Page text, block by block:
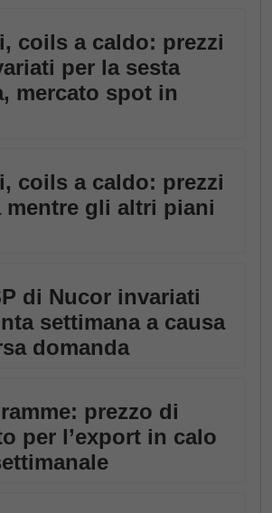
coils a caldo: prezzi
per la sesta
mercato spot in
coils a caldo: prezzi
mentre gli altri piani
di Nucor invariati
settimana a causa
domanda
prezzo di
per l’export in calo